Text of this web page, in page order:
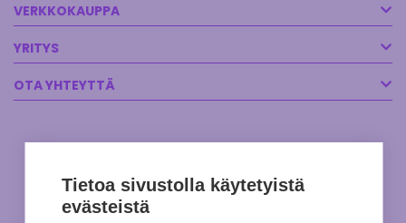
VERKKOKAUPPA
YRITYS
OTA YHTEYTTÄ
Tietoa sivustolla käytetyistä
evästeistä